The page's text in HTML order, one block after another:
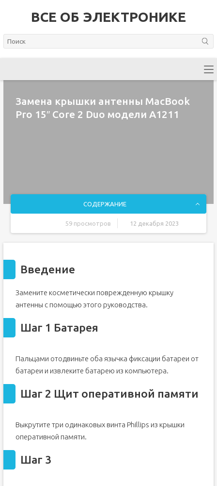
ВСЕ ОБ ЭЛЕКТРОНИКЕ
Замена крышки антенны MacBook
Pro 15″ Core 2 Duo модели A1211
СОДЕРЖАНИЕ
59 просмотров 12 декабря 2023
Шаг 2 Щит оперативной памяти
Шаг 4 Верхний корпус
Шаг 5
Шаг 9
Шаг 10
Шаг 11 Сборка дисплея
Шаг 14
Шаг 16
Введение
Замените косметически поврежденную крышку
антенны с помощью этого руководства.
Шаг 1 Батарея
Пальцами отодвиньте оба язычка фиксации батареи от
батареи и извлеките батарею из компьютера.
Шаг 2 Щит оперативной памяти
Выкрутите три одинаковых винта Phillips из крышки
оперативной памяти.
Шаг 3